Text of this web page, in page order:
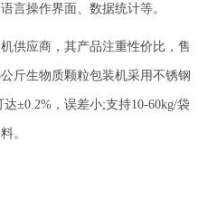
言操作界面、数据统计等。
供应商，其产品注重性价比，售
斤生物质颗粒包装机采用不锈钢
±0.2%，误差小;支持10-60kg/袋
。